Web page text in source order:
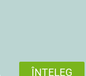
ÎNŢELEG